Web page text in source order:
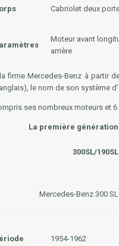
Cabriolet deux
Moteur avant
arrière
Mercedes-Benz à partir
le nom de son système
ses nombreux moteurs et
La première génération
300SL/190SL
Mercedes-Benz 300
1954-1962